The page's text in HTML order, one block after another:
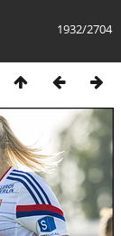
1932/2704